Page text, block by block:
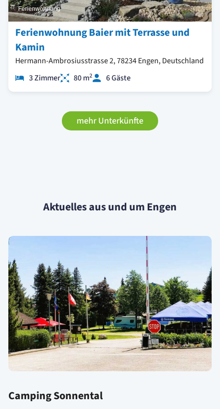
Ferienwohnung
Ferienwohnung Baier mit Terrasse und
Kamin
Hermann-Ambrosiusstrasse 2, 78234 Engen, Deutschland
3 Zimmer
80 m2 6 Gäste
mehr Unterkünfte
Aktuelles aus und um Engen
Camping Sonnental